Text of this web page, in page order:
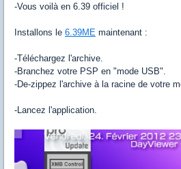
-Vous voilà en 6.39 officiel !
Installons le 6.39ME maintenant :
-Téléchargez l'archive.
-Branchez votre PSP en "mode USB".
-De-zippez l'archive à la racine de votre
-Lancez l'application.